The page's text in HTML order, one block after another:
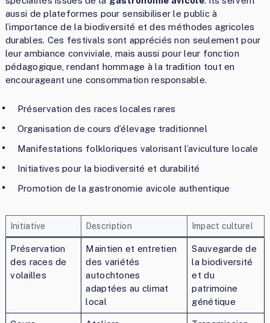
aussi de plateformes pour sensibiliser le public à
l’importance de la biodiversité et des méthodes agricoles
durables. Ces festivals sont appréciés non seulement pour
leur ambiance conviviale, mais aussi pour leur fonction
pédagogique, rendant hommage à la tradition tout en
encourageant une consommation responsable.
Préservation des races locales rares
Organisation de cours d’élevage traditionnel
Manifestations folkloriques valorisant l’aviculture locale
Initiatives pour la biodiversité et durabilité
Promotion de la gastronomie avicole authentique
Initiative Description Impact culturel
Préservation
des races de
volailles
Maintien et entretien
des variétés
autochtones
adaptées au climat
local
Sauvegarde de
la biodiversité
et du
patrimoine
génétique